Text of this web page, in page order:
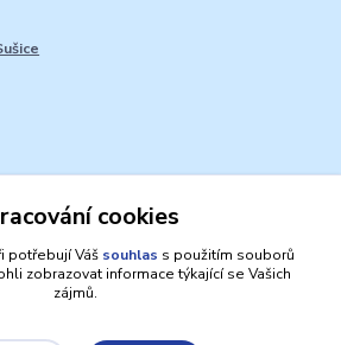
cookies
potřebují Váš souhlas s použitím souborů
zobrazovat informace týkající se Vašich
zájmů.